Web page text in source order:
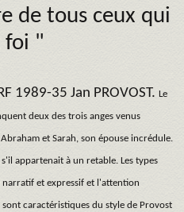
de tous ceux qui
foi "
RF 1989-35 Jan PROVOST. Le
deux des trois anges venus
et Sarah, son épouse incrédule.
appartenait à un retable. Les types
et expressif et l'attention
caractéristiques du style de Provost